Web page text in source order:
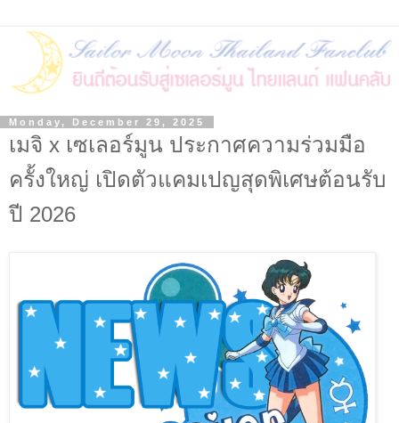
Monday, December 29, 2025
เมจิ x เซเลอร์มูน ประกาศความร่วมมือ
ครั้งใหญ่ เปิดตัวแคมเปญสุดพิเศษต้อนรับ
ปี 2026